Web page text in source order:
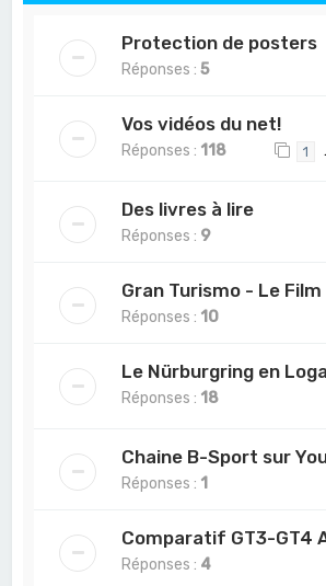
Protection de posters
Réponses :5
Vos vidéos du net!
Réponses : 118 1
Des livres à lire
Réponses : 9
Gran Turismo - Le Film
Réponses : 10
Le Nürburgring en
Réponses : 18
Chaine B-Sport sur
Réponses : 1
Comparatif GT3-GT4
Réponses : 4